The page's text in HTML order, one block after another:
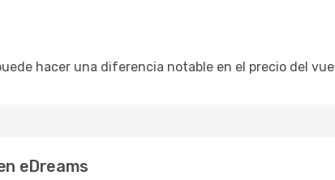
hacer una diferencia notable en el precio del
eDreams